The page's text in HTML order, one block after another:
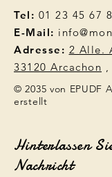
Tel: 01 23 45 67
E-Mail:
Adresse: 2 Alle.
33120 Arcachon ,
© 2035 von EPUDF
erstellt
Hinterlassen
Nachricht